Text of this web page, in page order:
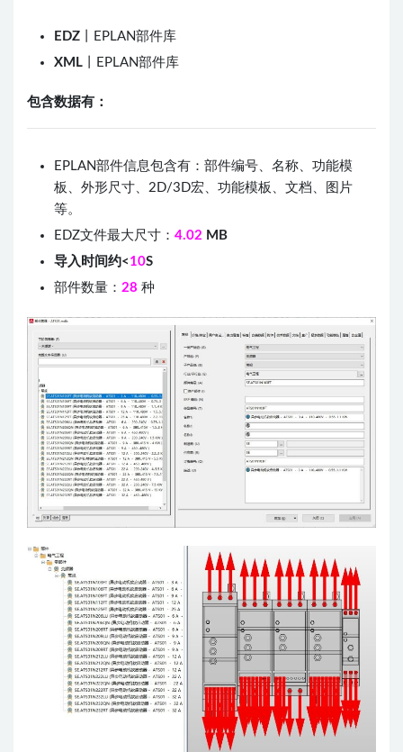
EDZ 丨EPLAN部件库
XML 丨EPLAN部件库
包含数据有：
EPLAN部件信息包含有：部件编号、名称、功能模
板、外形尺寸、2D/3D宏、功能模板、文档、图片
等。
EDZ文件最大尺寸： 4.02 MB
导入时间约< 10S
部件数量： 28 种